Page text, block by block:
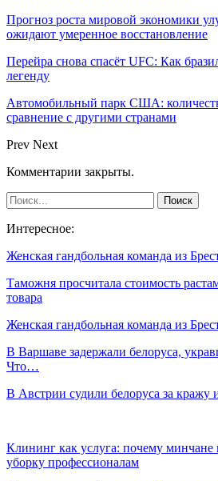
Прогноз роста мировой экономики
ожидают умеренное восстановление
Перейра снова спасёт UFC: Как
легенду
Автомобильный парк США:
сравнение с другими странами
Prev Next
Комментарии закрыты.
Интересное:
Женская гандбольная команда из
Таможня просчитала стоимость
товара
Женская гандбольная команда из
В Варшаве задержали белоруса,
Что…
В Австрии судили белоруса за кражу
Клининг как услуга: почему минчане
уборку профессионалам